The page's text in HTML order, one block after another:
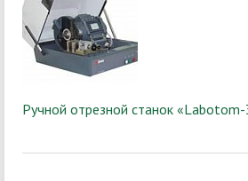
Ручной отрезной станок